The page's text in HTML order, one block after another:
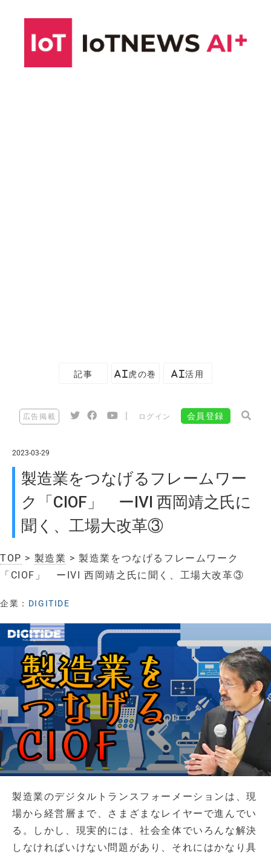
記事 AI虎の巻 AI活用
広告掲載 ログイン 会員登録
2023-03-29
製造業をつなげるフレームワー
ク「CIOF」 ーIVI 西岡靖之氏に
聞く、工場大改革③
TOP > 製造業 > 製造業をつなげるフレームワーク
「CIOF」 ーIVI 西岡靖之氏に聞く、工場大改革③
企業： DIGITIDE
製造業のデジタルトランスフォーメーションは、現
場から経営層まで、さまざまなレイヤーで進んでい
る。しかし、現実的には、社会全体でいろんな解決
しなければいけない問題があり、それにはかなり具